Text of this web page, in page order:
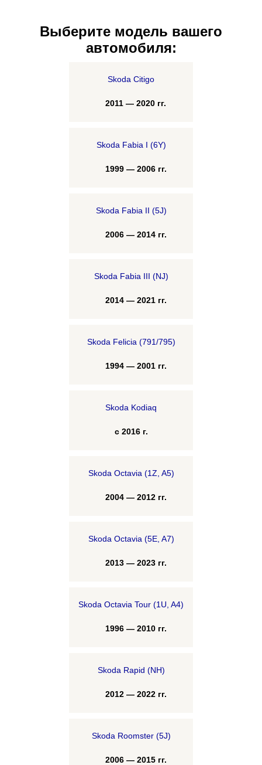
Выберите модель вашего
автомобиля:
Skoda Citigo
2011 — 2020 гг.
Skoda Fabia I (6Y)
1999 — 2006 гг.
Skoda Fabia II (5J)
2006 — 2014 гг.
Skoda Fabia III (NJ)
2014 — 2021 гг.
Skoda Felicia (791/795)
1994 — 2001 гг.
Skoda Kodiaq
с 2016 г.
Skoda Octavia (1Z, A5)
2004 — 2012 гг.
Skoda Octavia (5E, A7)
2013 — 2023 гг.
Skoda Octavia Tour (1U, A4)
1996 — 2010 гг.
Skoda Rapid (NH)
2012 — 2022 гг.
Skoda Roomster (5J)
2006 — 2015 гг.